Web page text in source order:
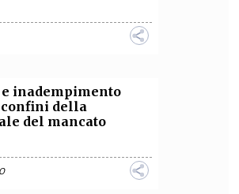
inadempimento
della
del mancato